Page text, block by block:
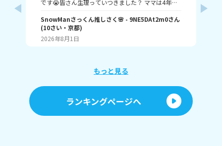
です😭皆さん生理っていつきました？ ママは4年生
のかな💦 教えてください🙇‍♀️ 以上さくでした😊
SnowManさっくん推しさく🌸 - 9NE5DAt2m0さん
(10さい・ 京都)
2026年8月1日
もっと見る
ランキングページへ